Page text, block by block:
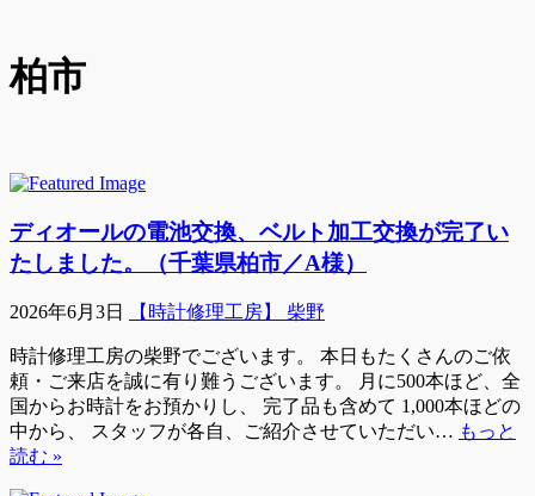
柏市
ディオールの電池交換、ベルト加工交換が完了い
たしました。（千葉県柏市／A様）
2026年6月3日 【時計修理工房】 柴野
時計修理工房の柴野でございます。 本日もたくさんのご依
頼・ご来店を誠に有り難うございます。 月に500本ほど、全
国からお時計をお預かりし、 完了品も含めて 1,000本ほどの
中から、 スタッフが各自、ご紹介させていただい… もっと
読む »